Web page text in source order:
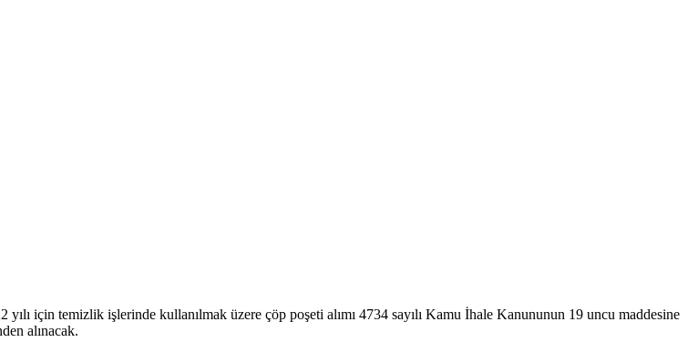
için temizlik işlerinde kullanılmak üzere çöp poşeti alımı 4734 sayılı Kamu İhale Kanununun 19 uncu maddesine
alınacak.